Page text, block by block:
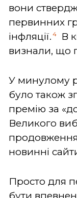
вони
первинних
інфляції. 4
В
визнали, що
У минулому
було також
премію за
Великого
продовження
новинні
Просто для